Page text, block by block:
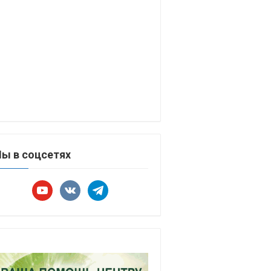
в соцсетях
youtubevkontaktetelegram